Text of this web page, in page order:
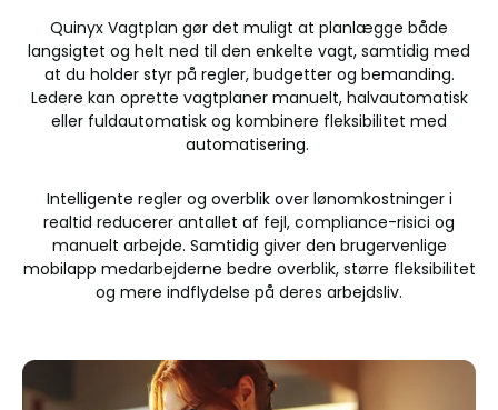
Quinyx Vagtplan gør det muligt at planlægge både
langsigtet og helt ned til den enkelte vagt, samtidig med
at du holder styr på regler, budgetter og bemanding.
Ledere kan oprette vagtplaner manuelt, halvautomatisk
eller fuldautomatisk og kombinere fleksibilitet med
automatisering.
Intelligente regler og overblik over lønomkostninger i
realtid reducerer antallet af fejl, compliance-risici og
manuelt arbejde. Samtidig giver den brugervenlige
mobilapp medarbejderne bedre overblik, større fleksibilitet
og mere indflydelse på deres arbejdsliv.